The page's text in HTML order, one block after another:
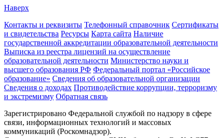
Наверх
Контакты и реквизиты Телефонный справочник Сертификаты
и свидетельства Ресурсы Карта сайта Наличие
государственной аккредитации образовательной деятельности
Выписка из реестра лицензий на осуществление
образовательной деятельности Министерствo науки и
высшего образования РФ Федеральный портал «Российское
образование» Сведения об образовательной организации
Сведения о доходах Противодействие коррупции, терроризму
и экстремизму Обратная связь
Зарегистрировано Федеральной службой по надзору в сфере
связи, информационных технологий и массовых
коммуникаций (Роскомнадзор).